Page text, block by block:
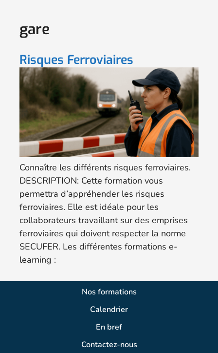
gare
Risques Ferroviaires
Connaître les différents risques ferroviaires.
DESCRIPTION: Cette formation vous
permettra d’appréhender les risques
ferroviaires. Elle est idéale pour les
collaborateurs travaillant sur des emprises
ferroviaires qui doivent respecter la norme
SECUFER. Les différentes formations e-
learning :
Nos formations
Calendrier
En bref
Contactez-nous